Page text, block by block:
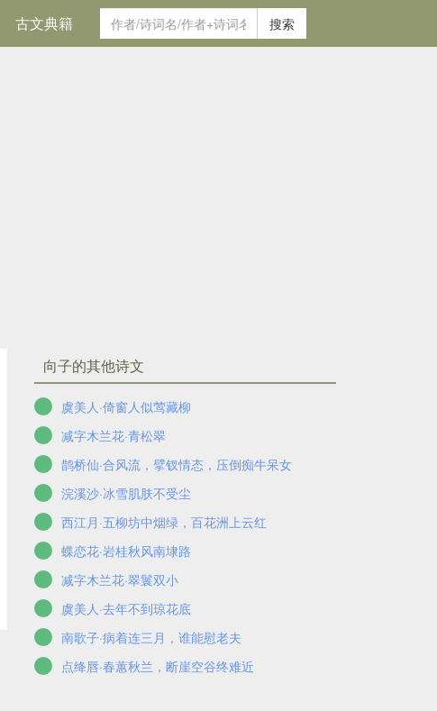
古文典籍 搜索
向子的其他诗文
虞美人·倚窗人似莺藏柳
减字木兰花·青松翠
鹊桥仙·合风流，擘钗情态，压倒痴牛呆女
浣溪沙·冰雪肌肤不受尘
西江月·五柳坊中烟绿，百花洲上云红
蝶恋花·岩桂秋风南埭路
减字木兰花·翠鬟双小
虞美人·去年不到琼花底
南歌子·病着连三月，谁能慰老夫
点绛唇·春蕙秋兰，断崖空谷终难近